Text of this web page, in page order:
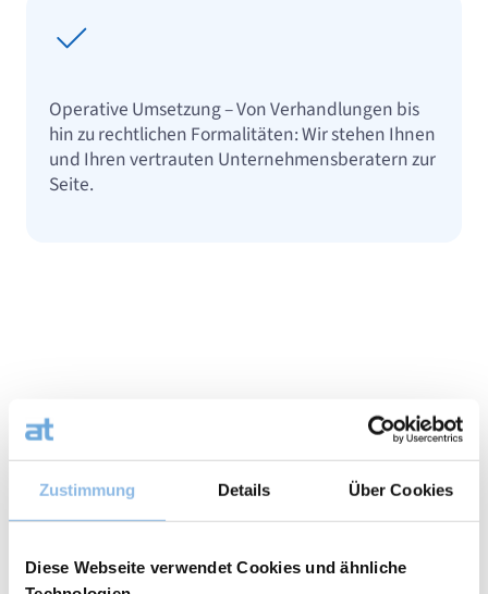
Zustimmung Details Über Cookies
Diese Webseite verwendet Cookies und ähnliche
Operative Umsetzung – Von Verhandlungen bis
hin zu rechtlichen Formalitäten: Wir stehen Ihnen
und Ihren vertrauten Unternehmensberatern zur
Seite.
Unser Ansatz: menschlich,
strategisch und transparent
Wir arbeiten eng mit Ihrem Notar, Anwalt und